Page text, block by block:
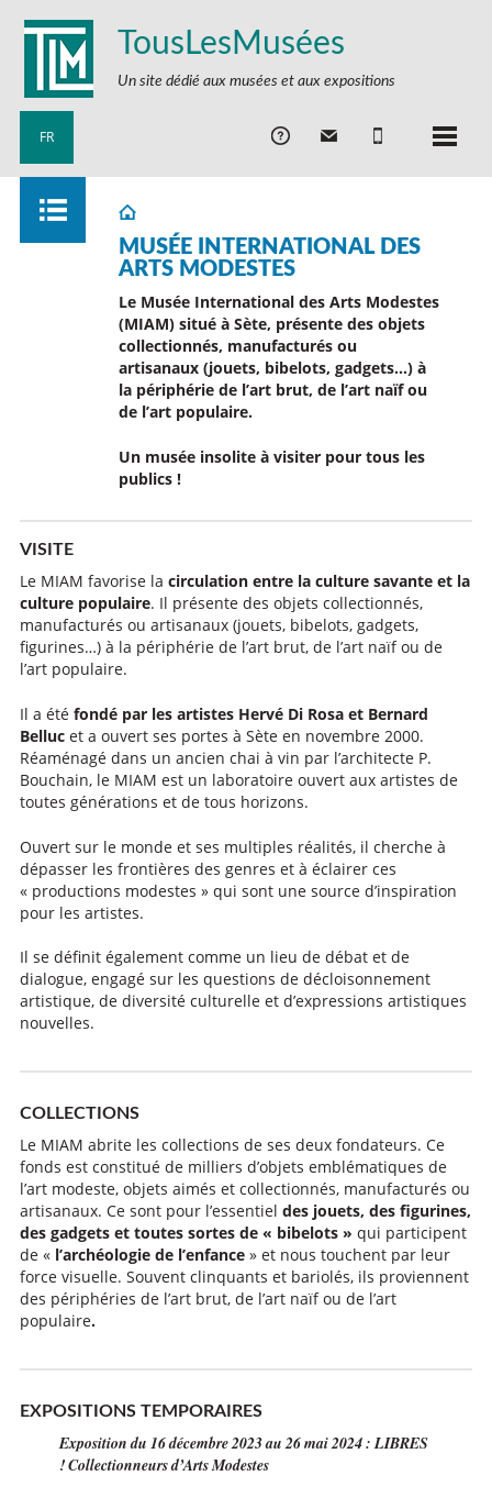
TousLesMusées
Un site dédié aux musées et aux expositions
FR
MUSÉE INTERNATIONAL DES
ARTS MODESTES
Le Musée International des Arts Modestes
(MIAM) situé à Sète, présente des objets
collectionnés, manufacturés ou
artisanaux (jouets, bibelots, gadgets…) à
la périphérie de l’art brut, de l’art naïf ou
de l’art populaire.
Un musée insolite à visiter pour tous les
publics !
VISITE
Le MIAM favorise la circulation entre la culture savante et la
culture populaire. Il présente des objets collectionnés,
manufacturés ou artisanaux (jouets, bibelots, gadgets,
figurines…) à la périphérie de l’art brut, de l’art naïf ou de
l’art populaire.
Il a été fondé par les artistes Hervé Di Rosa et Bernard
Belluc et a ouvert ses portes à Sète en novembre 2000.
Réaménagé dans un ancien chai à vin par l’architecte P.
Bouchain, le MIAM est un laboratoire ouvert aux artistes de
toutes générations et de tous horizons.
Ouvert sur le monde et ses multiples réalités, il cherche à
dépasser les frontières des genres et à éclairer ces
« productions modestes » qui sont une source d’inspiration
pour les artistes.
Il se définit également comme un lieu de débat et de
dialogue, engagé sur les questions de décloisonnement
artistique, de diversité culturelle et d’expressions artistiques
nouvelles.
COLLECTIONS
Le MIAM abrite les collections de ses deux fondateurs. Ce
fonds est constitué de milliers d’objets emblématiques de
l’art modeste, objets aimés et collectionnés, manufacturés ou
artisanaux. Ce sont pour l’essentiel des jouets, des figurines,
des gadgets et toutes sortes de « bibelots » qui participent
de « l’archéologie de l’enfance » et nous touchent par leur
force visuelle. Souvent clinquants et bariolés, ils proviennent
des périphéries de l’art brut, de l’art naïf ou de l’art
populaire.
EXPOSITIONS TEMPORAIRES
Exposition du 16 décembre 2023 au 26 mai 2024 : LIBRES
! Collectionneurs d’Arts Modestes